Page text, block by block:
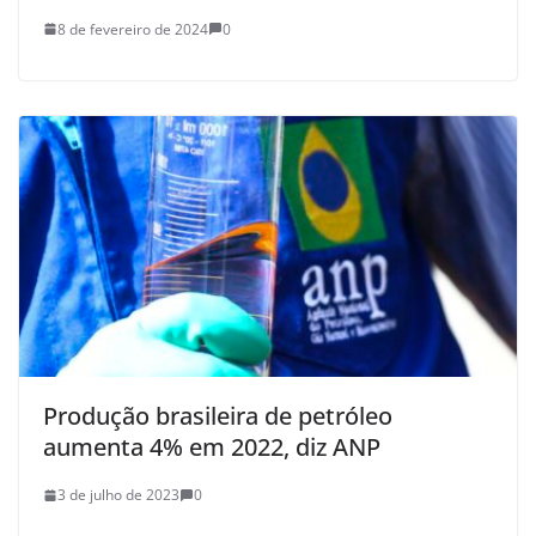
8 de fevereiro de 2024 0
Produção brasileira de petróleo
aumenta 4% em 2022, diz ANP
3 de julho de 2023 0